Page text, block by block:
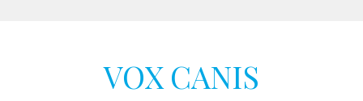
VOX CANIS